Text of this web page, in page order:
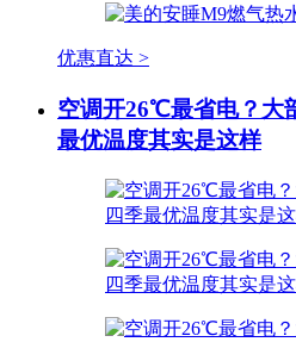
优惠直达 >
空调开26℃最省电？大
最优温度其实是这样